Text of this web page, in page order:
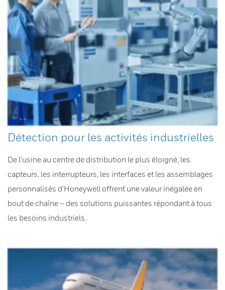
Détection pour les activités industrielles
De l’usine au centre de distribution le plus éloigné, les
capteurs, les interrupteurs, les interfaces et les assemblages
personnalisés d’Honeywell offrent une valeur inégalée en
bout de chaîne – des solutions puissantes répondant à tous
les besoins industriels.